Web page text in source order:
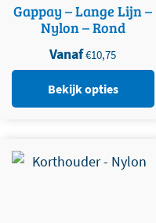
Gappay – Lange Lijn –
Nylon – Rond
Vanaf€10,75
Bekijk opties
Dit product heeft meerdere
variaties. Deze optie kan